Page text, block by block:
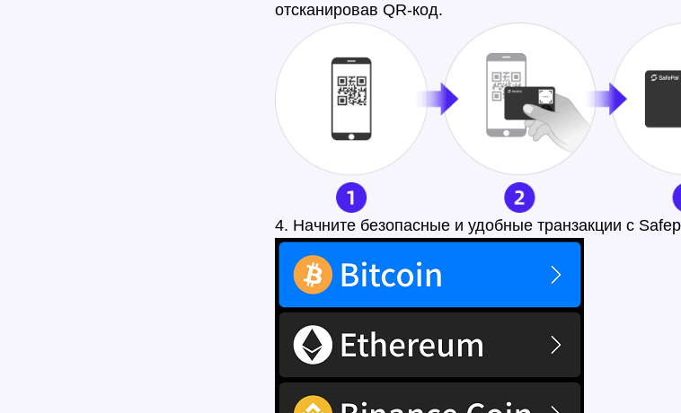
отсканировав QR-код.
4. Начните безопасные и удобные транзакции с